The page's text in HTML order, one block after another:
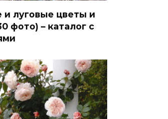
и луговые цветы и
фото) – каталог с